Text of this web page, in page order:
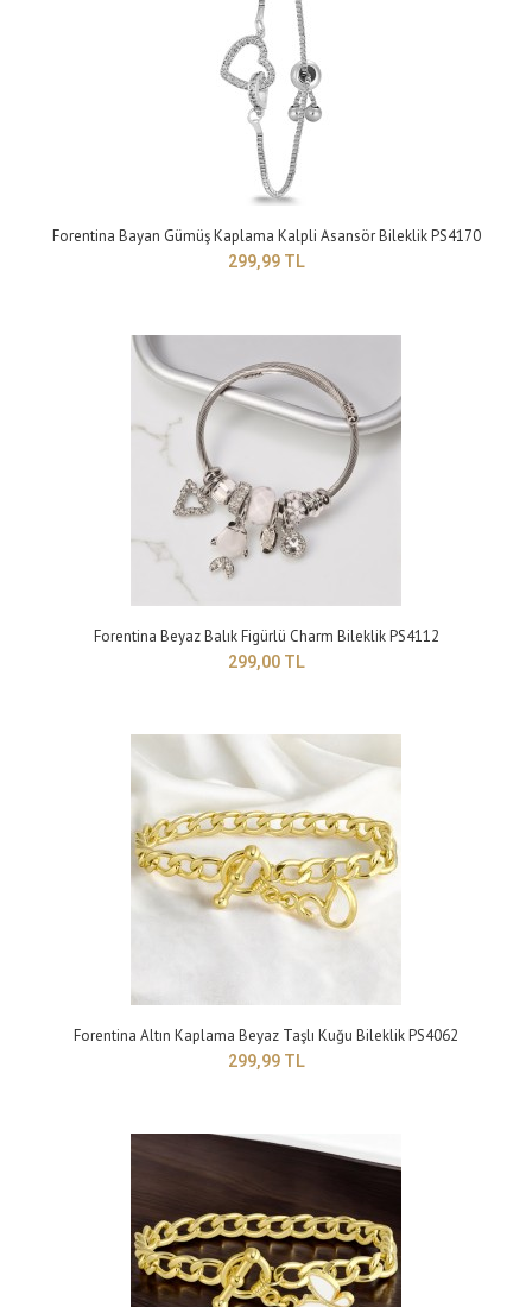
299,99 TL
Yapısı: BijuteriMaden Rengi: sarıTaş Rengi: beyazBileklik Modeli :
Ayarlanabilir bileklikTakı setler..
giyim tarzını tamamlaya..
Forentina Bayan Gümüş Kaplama Kalpli Asansör Bileklik PS4170
299,99 TL
Forentina Beyaz Balık Figürlü Charm Bileklik PS4112
299,00 TL
Forentina Altın Kaplama Beyaz Taşlı Kuğu Bileklik PS4062
299,99 TL